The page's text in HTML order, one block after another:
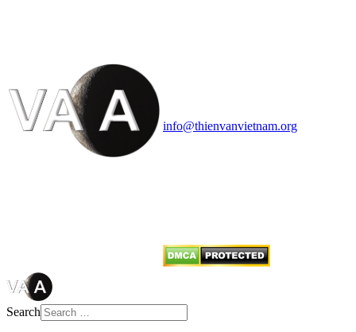
info@thienvanvietnam.org
Search